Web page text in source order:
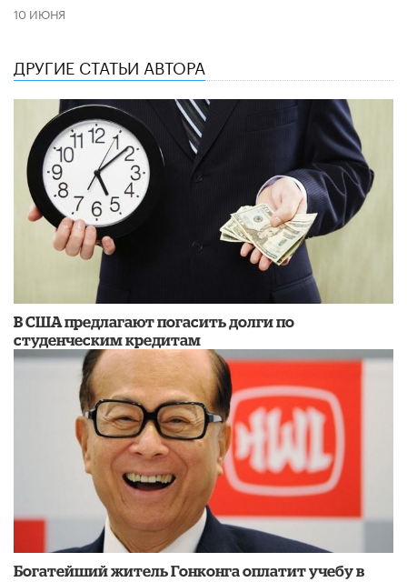
10 ИЮНЯ
ДРУГИЕ СТАТЬИ АВТОРА
В США предлагают погасить долги по
студенческим кредитам
Богатейший житель Гонконга оплатит учебу в